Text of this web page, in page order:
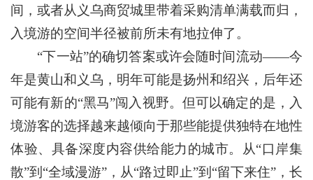
间，或者从义乌商贸城里带着采购清单满载而归，
入境游的空间半径被前所未有地拉伸了。
“下一站”的确切答案或许会随时间流动——今
年是黄山和义乌，明年可能是扬州和绍兴，后年还
可能有新的“黑马”闯入视野。但可以确定的是，入
境游客的选择越来越倾向于那些能提供独特在地性
体验、具备深度内容供给能力的城市。从“口岸集
散”到“全域漫游”，从“路过即止”到“留下来住”，长